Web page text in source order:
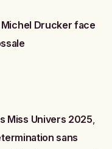
Michel Drucker face
Miss Univers 2025,
sans